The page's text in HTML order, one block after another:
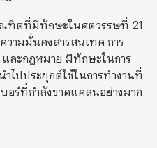
ฑิตที่มีทักษะในศตวรรษที่ 21
วามมั่นคงสารสนเทศ การ
และกฎหมาย มีทักษะในการ
ไปประยุกต์ใช้ในการทำงานที่
อร์ที่กำลังขาดแคลนอย่างมาก